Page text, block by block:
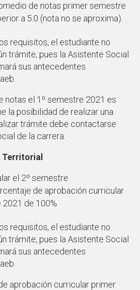
de notas primer semestre
a 5.0 (nota no se aproxima).
requisitos, el estudiante no
trámite, pues la Asistente Social
sus antecedentes
notas el 1º semestre 2021 es
la posibilidad de realizar una
trámite debe contactarse
de la carrera.
el 2º semestre
de aprobación curricular
de 100%
requisitos, el estudiante no
trámite, pues la Asistente Social
sus antecedentes
aprobación curricular primer